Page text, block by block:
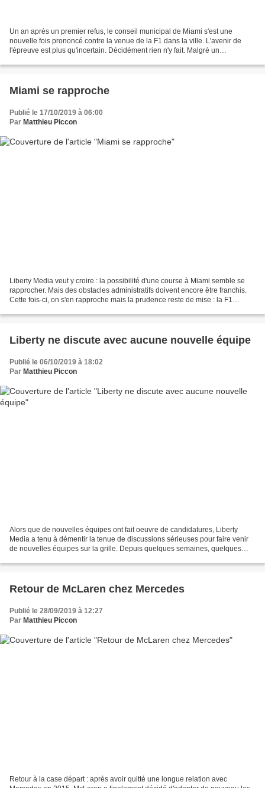
Un an après un premier refus, le conseil municipal de Miami s'est une
nouvelle fois prononcé contre la venue de la F1 dans la ville. L'avenir de
l'épreuve est plus qu'incertain. Décidément rien n'y fait. Malgré un
Miami se rapproche
Publié le 17/10/2019 à 06:00
Par Matthieu Piccon
Liberty Media veut y croire : la possibilité d'une course à Miami semble se
rapprocher. Mais des obstacles administratifs doivent encore être franchis.
Cette fois-ci, on s'en rapproche mais la prudence reste de mise : la F1
Liberty ne discute avec aucune nouvelle équipe
Publié le 06/10/2019 à 18:02
Par Matthieu Piccon
Alors que de nouvelles équipes ont fait oeuvre de candidatures, Liberty
Media a tenu à démentir la tenue de discussions sérieuses pour faire venir
de nouvelles équipes sur la grille. Depuis quelques semaines, quelques
Retour de McLaren chez Mercedes
Publié le 28/09/2019 à 12:27
Par Matthieu Piccon
Retour à la case départ : après avoir quitté une longue relation avec